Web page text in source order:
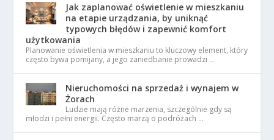
Jak zaplanować oświetlenie w mieszkaniu
na etapie urządzania, by uniknąć
typowych błędów i zapewnić komfort
użytkowania
Planowanie oświetlenia w mieszkaniu to kluczowy element, który
często bywa pomijany, a jego zaniedbanie prowadzi …
Nieruchomości na sprzedaż i wynajem w
Żorach
Ludzie mają różne marzenia, szczególnie gdy są
młodzi i pełni energii. Często marzą o podróżach …